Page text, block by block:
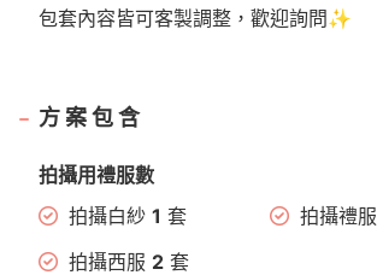
包套內容皆可客製調整，歡迎詢問✨
方案包含
拍攝用禮服數
拍攝白紗 1 套 拍攝禮服
拍攝西服 2 套